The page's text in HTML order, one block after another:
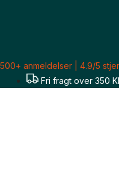
500+ anmeldelser | 4.9/5
Fri fragt over 350